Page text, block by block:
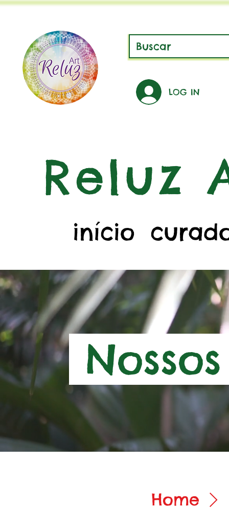
LOG IN
Reluz
início
Home